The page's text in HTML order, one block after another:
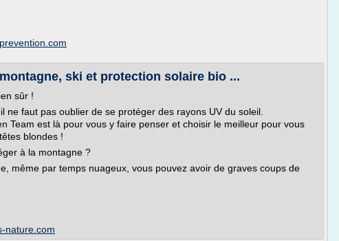
ski et protection solaire bio ...
sûr !
ne faut pas oublier de se protéger des rayons UV du soleil.
Team est là pour vous y faire penser et choisir le meilleur pour vous
blondes !
à la montagne ?
même par temps nuageux, vous pouvez avoir de graves coups de
nature.com